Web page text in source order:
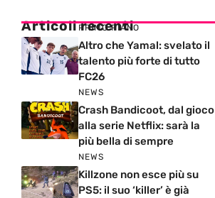
Articoli recenti
PRIMO PIANO
Altro che Yamal: svelato il
talento più forte di tutto
FC26
NEWS
Crash Bandicoot, dal gioco
alla serie Netflix: sarà la
più bella di sempre
NEWS
Killzone non esce più su
PS5: il suo ‘killer’ è già